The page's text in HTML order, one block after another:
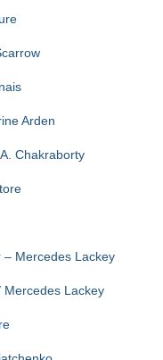
Arden
Chakraborty
– Mercedes Lackey
Lackey